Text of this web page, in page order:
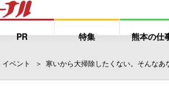
PR 特集 熊本の仕
イベント 寒いから大掃除したくない。そんなあ